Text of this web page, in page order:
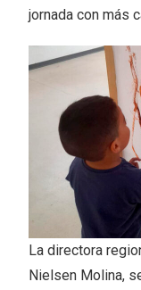
jornada con más
La directora
Nielsen Molina,